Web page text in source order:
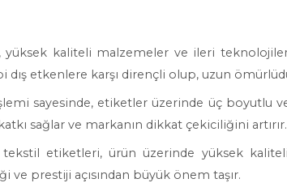
yüksek kaliteli malzemeler ve ileri
dış etkenlere karşı dirençli olup, uzun
sayesinde, etiketler üzerinde üç boyutlu
sağlar ve markanın dikkat çekiciliğini artırır.
tekstil etiketleri, ürün üzerinde yüksek
ve prestiji açısından büyük önem taşır.